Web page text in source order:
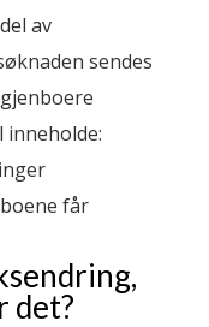
av
sendes
inneholde:
får
det?